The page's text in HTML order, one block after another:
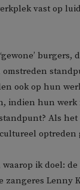
vast op
burgers,
ook op hun
indien hun werk
Als
optreden
ik doel:
zangeres Lenny